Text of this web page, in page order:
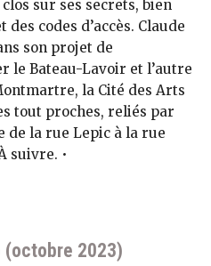
sur ses secrets, bien
codes d’accès. Claude
son projet de
le Bateau-Lavoir et l’autre
la Cité des Arts
tout proches, reliés par
de la rue Lepic à la rue
suivre. •
(octobre 2023)